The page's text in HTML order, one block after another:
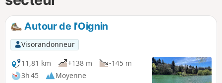
Autour de l'Oignin
Visorandonneur
11,81 km
+138 m
-145 m
3h 45
Moyenne